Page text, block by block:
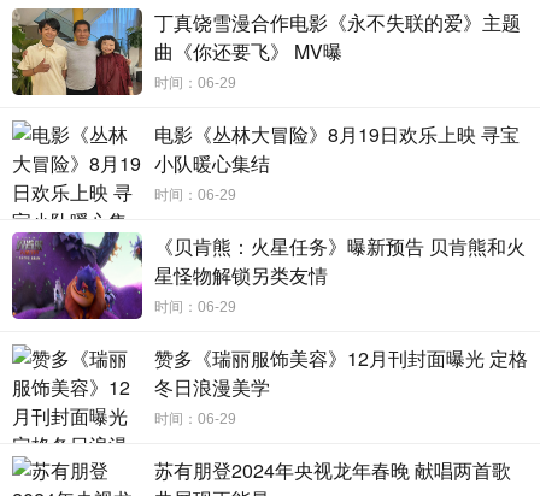
慢流淌的乡村四时之美让人“好像跟着镜头一起度过了银幕中
的一年”。女主角海清塑造的“贵英”也极为颠覆：“无论是肢体
还是语言，以及微妙的表演细节，都赋予人物精准而生动的
表达”；“称得上艺术家的演出！”本色出演的男主武仁林更得
到了一致的赞美——“值得一个影帝！”的呼声不绝于耳。
“两个被各自家庭抛弃掉的孤独个体，和庄稼一样沦为大
地的孩子。在日复一日的耕耘中，二人相濡以沫，共建家
园。在四季的轮转下，他们那些散落在别人不解目光中的
爱，也都在比心洁净的土地里结出果实来……”《隐入尘烟》
的情感生活出发，以真实农村现状为背景，在对西北农村生
活图景的全面描摹之中，呼唤着来自底层人物的，扎实而坚
定的力量。
丁真饶雪漫合作电影《永不失联的爱》主题
曲《你还要飞》 MV曝
时间：06-29
电影《丛林大冒险》8月19日欢乐上映 寻宝
小队暖心集结
时间：06-29
《贝肯熊：火星任务》曝新预告 贝肯熊和火
星怪物解锁另类友情
时间：06-29
赞多《瑞丽服饰美容》12月刊封面曝光 定格
冬日浪漫美学
时间：06-29
苏有朋登2024年央视龙年春晚 献唱两首歌